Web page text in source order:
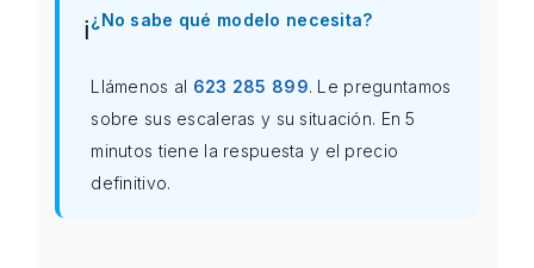
ℹ️¿No sabe qué modelo necesita?
Llámenos al 623 285 899. Le preguntamos
sobre sus escaleras y su situación. En 5
minutos tiene la respuesta y el precio
definitivo.